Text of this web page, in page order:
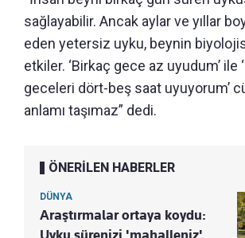
sağlayabilir. Ancak aylar ve yıllar
eden yetersiz uyku, beynin
etkiler. ‘Birkaç gece az uyudum’ ile
geceleri dört-beş saat uyuyorum’
anlamı taşımaz” dedi.
ÖNERİLEN HABERLER
DÜNYA
Araştırmalar ortaya koydu:
Uyku sürenizi 'mahalleniz'